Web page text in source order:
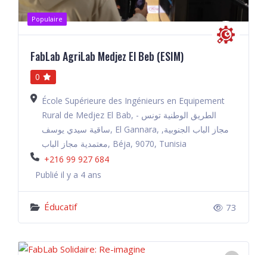
Populaire
FabLab AgriLab Medjez El Beb (ESIM)
0
École Supérieure des Ingénieurs en Equipement
Rural de Medjez El Bab, الطريق الوطنية تونس -
ساقية سيدي يوسف, El Gannara, مجاز الباب الجنوبية,
معتمدية مجاز الباب, Béja, 9070, Tunisia
+216 99 927 684
Publié il y a 4 ans
Éducatif 73